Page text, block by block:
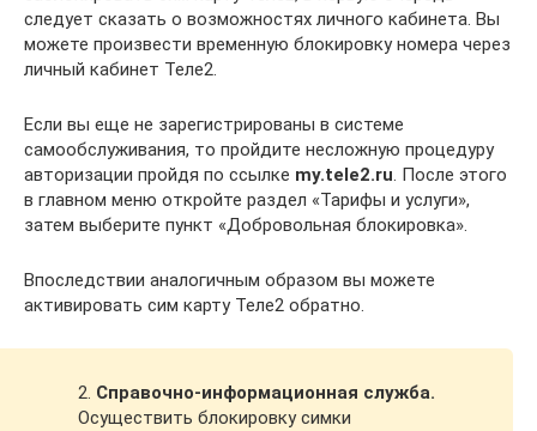
следует сказать о возможностях личного кабинета. Вы
можете произвести временную блокировку номера через
личный кабинет Теле2.
Если вы еще не зарегистрированы в системе
самообслуживания, то пройдите несложную процедуру
авторизации пройдя по ссылке my.tele2.ru. После этого
в главном меню откройте раздел «Тарифы и услуги»,
затем выберите пункт «Добровольная блокировка».
Впоследствии аналогичным образом вы можете
активировать сим карту Теле2 обратно.
2. Справочно-информационная служба.
Осуществить блокировку симки